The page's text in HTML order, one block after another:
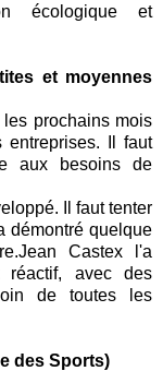
écologique et
et moyennes
prochains mois
entreprises. Il faut
aux besoins de
Il faut tenter
démontré quelque
Jean Castex l'a
avec des
de toutes les
des Sports)